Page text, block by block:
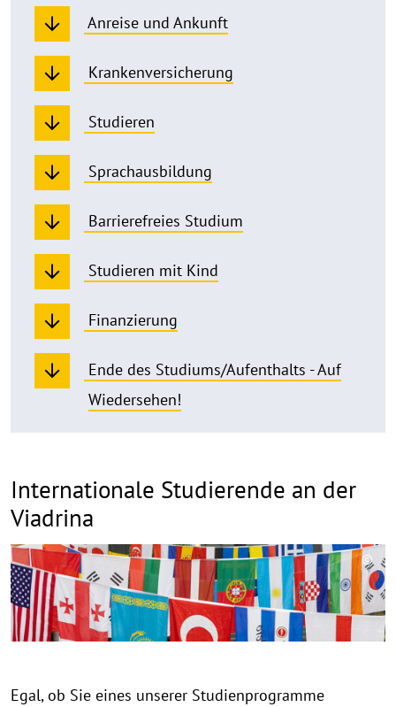
Anreise und Ankunft
Krankenversicherung
Studieren
Sprachausbildung
Barrierefreies Studium
Studieren mit Kind
Finanzierung
Ende des Studiums/Aufenthalts - Auf
Wiedersehen!
Internationale Studierende an der
Viadrina
©
Egal, ob Sie eines unserer Studienprogramme